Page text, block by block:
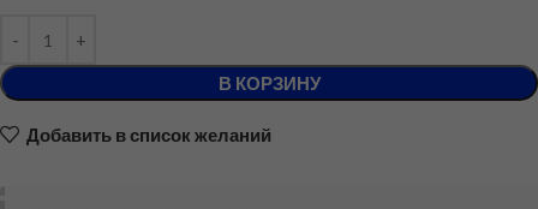
В КОРЗИНУ
Добавить в список желаний